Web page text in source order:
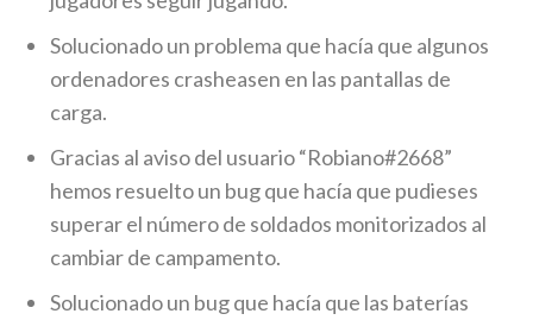
Solucionado un problema que hacía que algunos
ordenadores crasheasen en las pantallas de
carga.
Gracias al aviso del usuario “Robiano#2668”
hemos resuelto un bug que hacía que pudieses
superar el número de soldados monitorizados al
cambiar de campamento.
Solucionado un bug que hacía que las baterías